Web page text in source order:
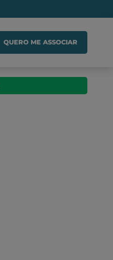
QUERO ME ASSOCIAR